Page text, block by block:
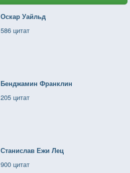
Оскар Уайльд
586 цитат
Бенджамин Франклин
205 цитат
Станислав Ежи Лец
900 цитат